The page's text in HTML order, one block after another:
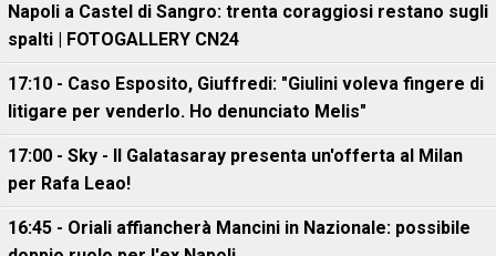
Napoli a Castel di Sangro: trenta coraggiosi restano sugli
spalti | FOTOGALLERY CN24
17:10 - Caso Esposito, Giuffredi: "Giulini voleva fingere di
litigare per venderlo. Ho denunciato Melis"
17:00 - Sky - Il Galatasaray presenta un'offerta al Milan
per Rafa Leao!
16:45 - Oriali affiancherà Mancini in Nazionale: possibile